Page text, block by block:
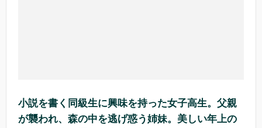
小説を書く同級生に興味を持った女子高生。父親
が襲われ、森の中を逃げ惑う姉妹。美しい年上の